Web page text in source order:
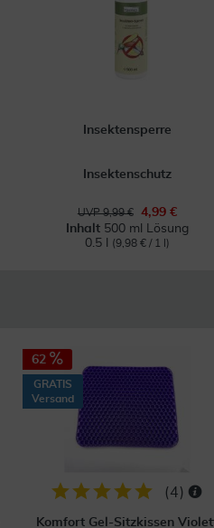
Insektensperre
Insektenschutz
UVP 9,99 €
4,99 €
Inhalt 500 ml Lösung
0.5 l
(9,98 € / 1 l)
62
GRATIS
Versand
(4)
Komfort Gel-Sitzkissen